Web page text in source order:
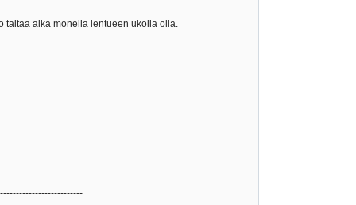
aika monella lentueen ukolla olla.